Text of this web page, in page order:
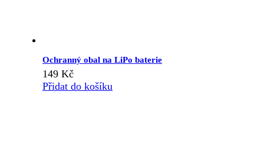
Ochranný obal na LiPo baterie
149 Kč
Přidat do košíku